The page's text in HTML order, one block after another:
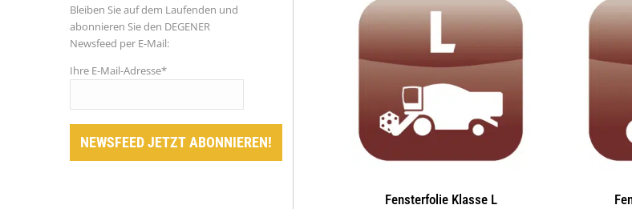
Fensterfolie Klasse L
Bleiben Sie auf dem Laufenden und
abonnieren Sie den DEGENER
Newsfeed per E-Mail:
Ihre E-Mail-Adresse*